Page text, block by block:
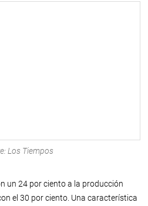
Los Tiempos
un 24 por ciento a la producción
el 30 por ciento. Una característica